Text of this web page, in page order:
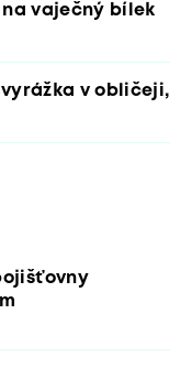
vaječný bílek
v obličeji,